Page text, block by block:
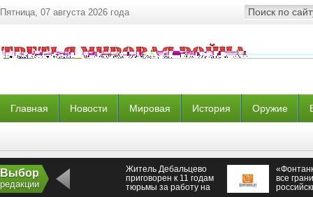
Пятница, 07 августа 2026 года
Главная Новости Мировая История Оружие
Выбор
редакции
Житель Дебальцево
приговорен к 11 годам
тюрьмы за работу на
все